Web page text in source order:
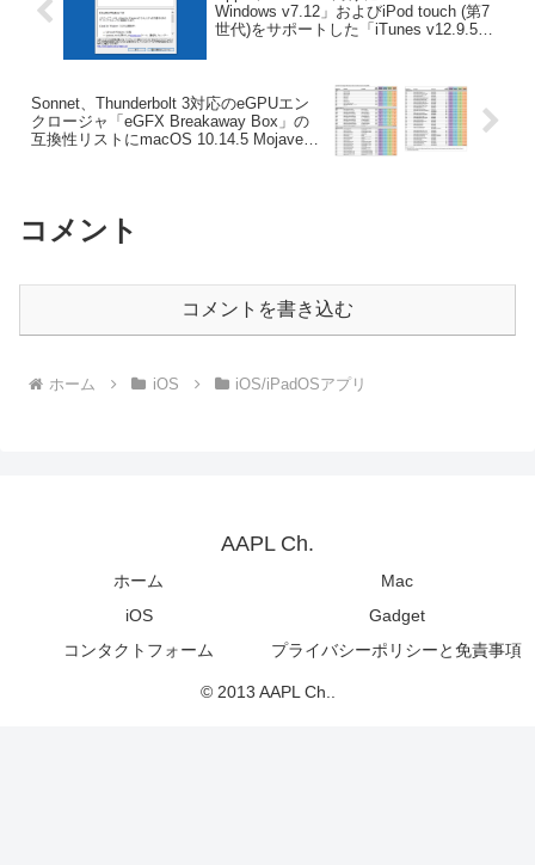
Windows v7.12」およびiPod touch (第7
世代)をサポートした「iTunes v12.9.5」
Sonnet、Thunderbolt 3対応のeGPUエン
クロージャ「eGFX Breakaway Box」の
互換性リストにmacOS 10.14.5 Mojaveと
コメント
コメントを書き込む
ホーム iOS iOS/iPadOSアプリ
AAPL Ch.
ホーム
Mac
iOS
Gadget
コンタクトフォーム
プライバシーポリシーと免責事項
© 2013 AAPL Ch..